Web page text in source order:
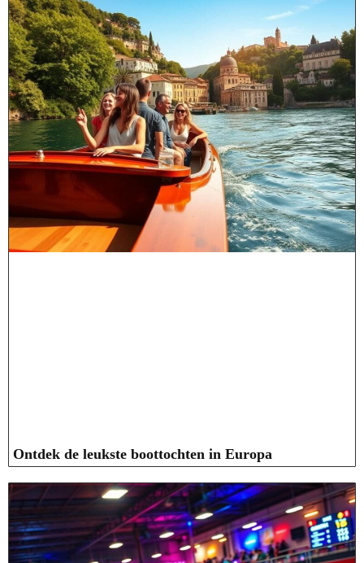
Ontdek de leukste boottochten in Europa